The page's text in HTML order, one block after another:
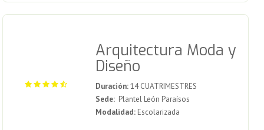
Arquitectura Moda y
Diseño
Duración:14 CUATRIMESTRES
Sede:Plantel León Paraísos
Modalidad:Escolarizada